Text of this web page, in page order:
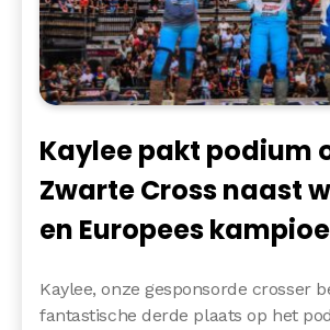
Kaylee pakt podium
Zwarte Cross naast
en Europees
Kaylee, onze gesponsorde crosser
fantastische derde plaats op het